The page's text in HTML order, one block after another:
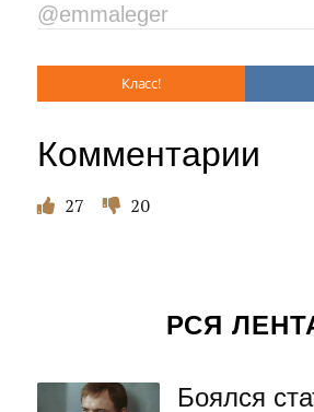
@emmaleger
Класс!
Комментарии
27 20
РСЯ
Боялся